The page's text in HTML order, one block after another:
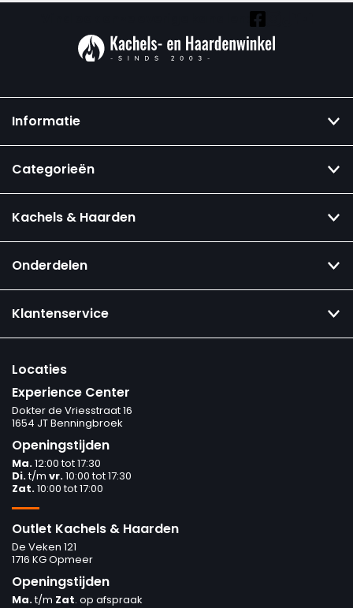
Informatie
Categorieën
Kachels & Haarden
Onderdelen
Klantenservice
Locaties
Experience Center
Dokter de Vriesstraat 16
1654 JT Benningbroek
Openingstijden
Ma.12:00 tot 17:30
Di.t/m vr.10:00 tot 17:30
Zat.10:00 tot 17:00
Outlet Kachels & Haarden
De Veken 121
1716 KG Opmeer
Openingstijden
Ma.t/m Zat. op afspraak